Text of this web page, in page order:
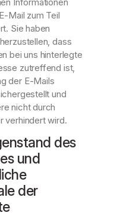
Mail zum Teil
Sie haben
dass
bei uns hinterlegte
zutreffend ist,
der E-Mails
und
nicht durch
verhindert wird.
des
und
der